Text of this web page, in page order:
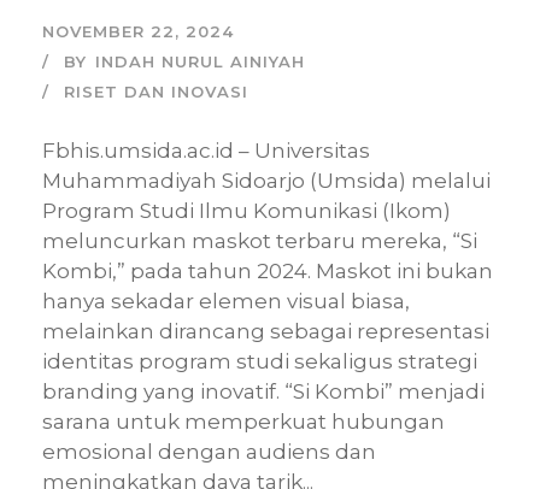
NOVEMBER 22, 2024
BY INDAH NURUL AINIYAH
RISET DAN INOVASI
Fbhis.umsida.ac.id – Universitas
Muhammadiyah Sidoarjo (Umsida) melalui
Program Studi Ilmu Komunikasi (Ikom)
meluncurkan maskot terbaru mereka, “Si
Kombi,” pada tahun 2024. Maskot ini bukan
hanya sekadar elemen visual biasa,
melainkan dirancang sebagai representasi
identitas program studi sekaligus strategi
branding yang inovatif. “Si Kombi” menjadi
sarana untuk memperkuat hubungan
emosional dengan audiens dan
meningkatkan daya tarik...